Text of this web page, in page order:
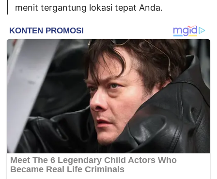
menit tergantung lokasi tepat Anda.